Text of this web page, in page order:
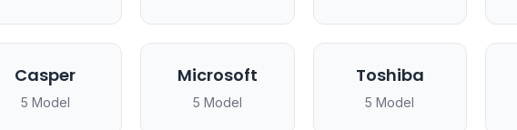
Casper
5 Model
Microsoft
5 Model
Toshiba
5 Model